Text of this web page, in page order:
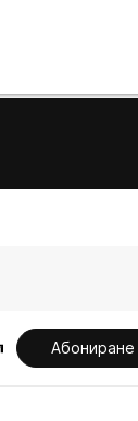
Абониране